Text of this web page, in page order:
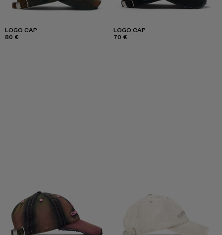
LOGO CAP
80 €
LOGO CAP
70 €